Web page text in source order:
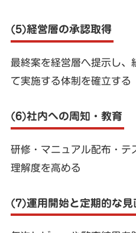
(5)経営層の承認取得
最終案を経営層へ提示し、
て実施する体制を確立する
(6)社内への周知・教育
研修・マニュアル配布・テ
理解度を高める
(7)運用開始と定期的な見